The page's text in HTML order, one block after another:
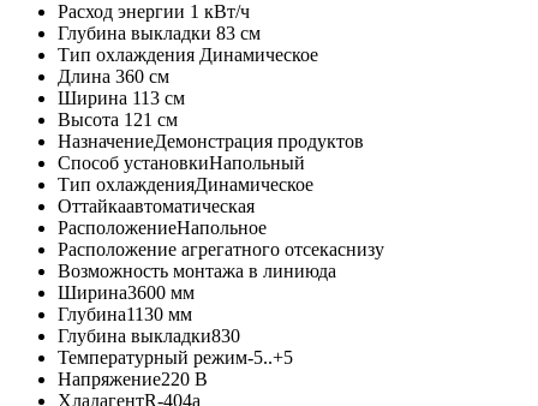
Расход энергии 1 кВт/ч
Глубина выкладки 83 см
Тип охлаждения Динамическое
Длина 360 см
Ширина 113 см
Высота 121 см
НазначениеДемонстрация продуктов
Способ установкиНапольный
Тип охлажденияДинамическое
Оттайкаавтоматическая
РасположениеНапольное
Расположение агрегатного отсекаснизу
Возможность монтажа в линиюда
Ширина3600 мм
Глубина1130 мм
Глубина выкладки830
Температурный режим-5..+5
Напряжение220 В
ХладагентR-404a